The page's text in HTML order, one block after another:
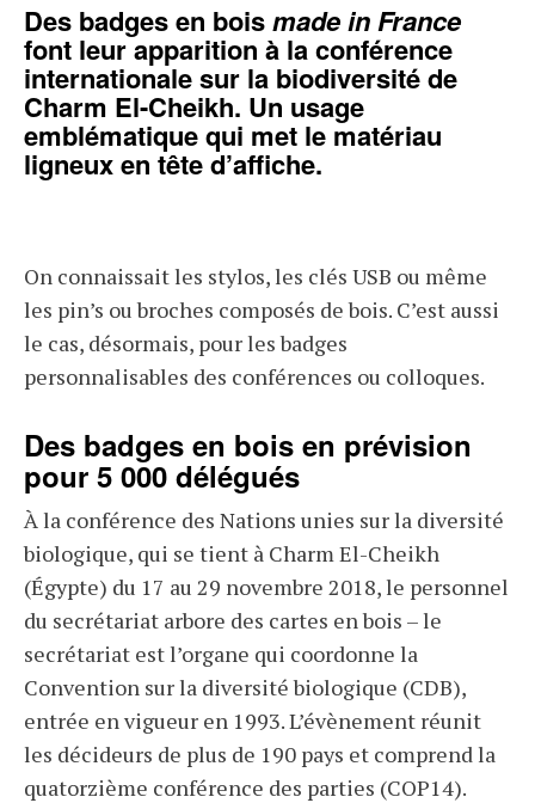
Des badges en boismade in France
font leur apparition à la conférence
internationale sur la biodiversité de
Charm El-Cheikh. Un usage
emblématique qui met le matériau
ligneux en tête d’affiche.
On connaissait les stylos, les clés USB ou même
les pin’s ou broches composés de bois. C’est aussi
le cas, désormais, pour les badges
personnalisables des conférences ou colloques.
Des badges en bois en prévision
pour 5 000 délégués
À la conférence des Nations unies sur la diversité
biologique, qui se tient à Charm El-Cheikh
(Égypte) du 17 au 29 novembre 2018, le personnel
du secrétariat arbore des cartes en bois – le
secrétariat est l’organe qui coordonne la
Convention sur la diversité biologique (CDB),
entrée en vigueur en 1993. L’évènement réunit
les décideurs de plus de 190 pays et comprend la
quatorzième conférence des parties (COP14).